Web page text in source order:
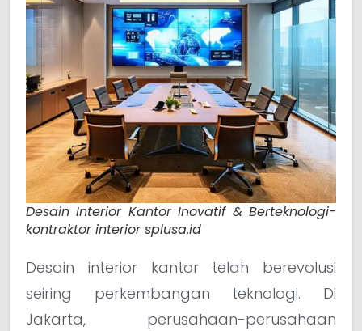
Desain Interior Kantor Inovatif & Berteknologi-
kontraktor interior splusa.id
Desain interior kantor telah berevolusi
seiring perkembangan teknologi. Di
Jakarta, perusahaan-perusahaan